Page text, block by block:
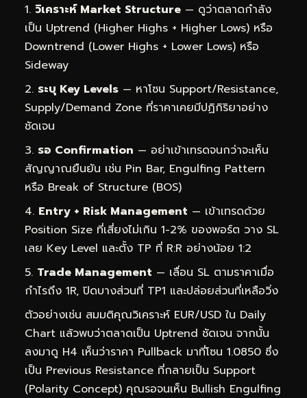
วิเคราะห์ Market Structure — ดูว่าตลาดกำลัง
เป็น Uptrend (Higher Highs + Higher Lows) หรือ
Downtrend (Lower Highs + Lower Lows) หรือ
Sideway
ระบุ Key Levels — หาโซน Support/Resistance,
Supply/Demand Zone ที่ราคาเคยมีปฏิกิริยาอย่าง
ชัดเจน
รอ Confirmation — อย่าเข้าเทรดจนกว่าจะเห็น
สัญญาณยืนยัน เช่น Pin Bar, Engulfing Pattern
หรือ Break of Structure (BOS)
Entry + Risk Management — เข้าเทรดด้วย
Position Size ที่เสี่ยงไม่เกิน 1-2% ของพอร์ต วาง SL
เลย Key Level และตั้ง TP ที่ R:R อย่างน้อย 1:2
Trade Management — เลื่อน SL ตามราคาเมื่อ
กำไรถึง 1R, ปิดบางส่วนที่ TP1 และปล่อยส่วนที่เหลือวิ่ง
ตัวอย่างเช่น สมมติคุณวิเคราะห์ EUR/USD ใน Daily
Chart แล้วพบว่าตลาดเป็น Uptrend ชัดเจน จากนั้น
ลงมาดู H4 เห็นว่าราคา Pullback มาที่โซน 1.0850 ซึ่ง
เป็น Previous Resistance ที่กลายเป็น Support
(Polarity Concept) คุณรอจนเห็น Bullish Engulfing